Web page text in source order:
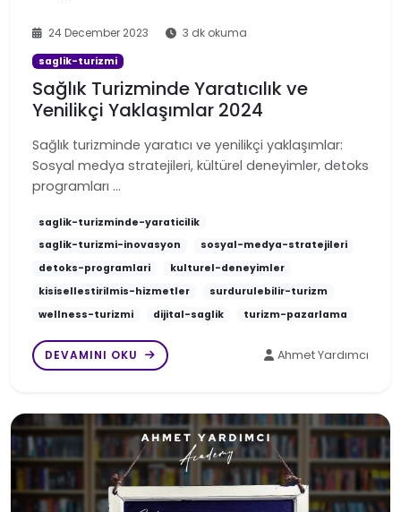
24 December 2023 3 dk okuma
saglik-turizmi
Sağlık Turizminde Yaratıcılık ve
Yenilikçi Yaklaşımlar 2024
Sağlık turizminde yaratıcı ve yenilikçi yaklaşımlar:
Sosyal medya stratejileri, kültürel deneyimler, detoks
programları …
saglik-turizminde-yaraticilik
saglik-turizmi-inovasyon
sosyal-medya-stratejileri
detoks-programlari
kulturel-deneyimler
kisisellestirilmis-hizmetler
surdurulebilir-turizm
wellness-turizmi
dijital-saglik turizm-pazarlama
DEVAMINI OKU Ahmet Yardımcı